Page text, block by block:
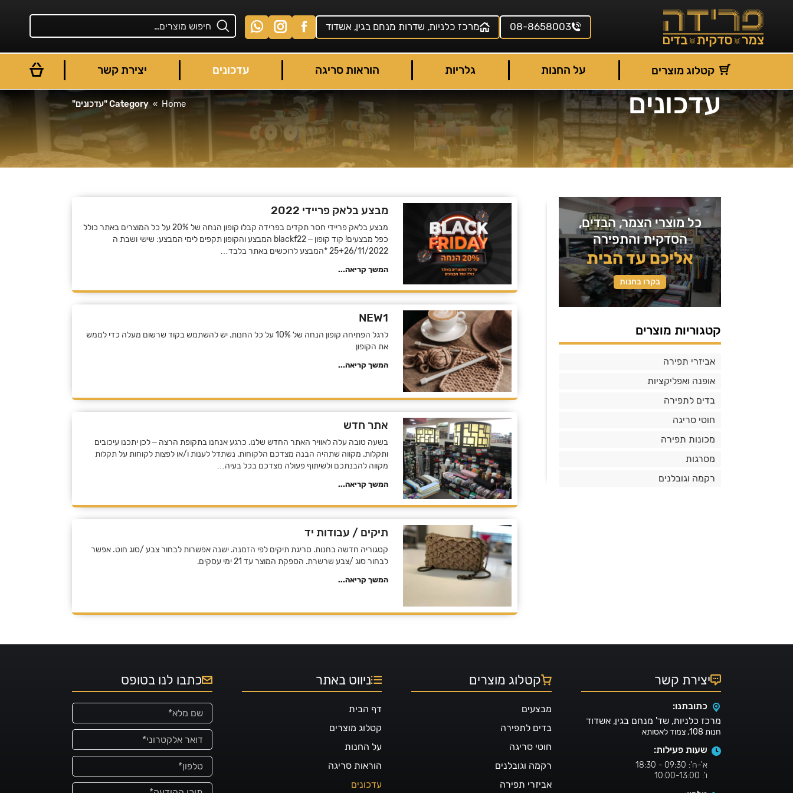
08-8658003 מרכז כלניות, שדרות מנחם בגין, אשדוד
קטלוג מוצרים על החנות גלריות הוראות סריגה עדכונים יצירת קשר
עדכונים You are here: Home Category "עדכונים"
מבצע בלאק פריידי 2022
מבצע בלאק פריידי חסר תקדים בפרידה קבלו קופון הנחה של 20% על כל המוצרים באתר כולל
כפל מבצעים! קוד קופון – blackf22 המבצע והקופון תקפים לימי המבצע: שישי ושבת ה
25+26/11/2022 *המבצע לרוכשים באתר בלבד…
המשך קריאה...
NEW1
לרגל הפתיחה קופון הנחה של 10% על כל החנות. יש להשתמש בקוד שרשום מעלה כדי לממש
את הקופון
המשך קריאה...
אתר חדש
בשעה טובה עלה לאוויר האתר החדש שלנו. כרגע אנחנו בתקופת הרצה – לכן יתכנו עיכובים
ותקלות. מקווה שתהיה הבנה מצדכם הלקוחות. נשתדל לענות ו/או לפצות לקוחות על תקלות
מקווה להבנתכם ולשיתוף פעולה מצדכם בכל בעיה…
המשך קריאה...
תיקים / עבודות יד
קטגוריה חדשה בחנות. סריגת תיקים לפי הזמנה. ישנה אפשרות לבחור צבע /סוג חוט. אפשר
לבחור סוג /צבע שרשרת. הספקת המוצר עד 21 ימי עסקים.
המשך קריאה...
כל מוצרי הצמר, הבדים,
הסדקית והתפירה
אליכם עד הבית
בקרו בחנות
קטגוריות מוצרים
אביזרי תפירה
אופנה ואפליקציות
בדים לתפירה
חוטי סריגה
מכונות תפירה
מסרגות
רקמה וגובלנים
יצירת קשר
כתובתנו:
מרכז כלניות, שד' מנחם בגין, אשדוד
חנות 108, צמוד לאסותא
שעות פעילות:
א'-ה': 09:30 - 18:30
ו': 10:00-13:00
קטלוג מוצרים
מבצעים
בדים לתפירה
חוטי סריגה
רקמה וגובלנים
אביזרי תפירה
ניווט באתר
דף הבית
קטלוג מוצרים
על החנות
הוראות סריגה
עדכונים
כתבו לנו בטופס